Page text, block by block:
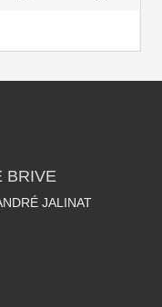
BRIVE
JALINAT